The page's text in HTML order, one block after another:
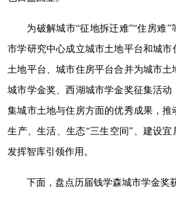
为破解城市“征地拆迁难”“住房难
市学研究中心成立城市土地平台和城市
土地平台、城市住房平台合并为城市
城市学金奖、西湖城市学金奖征集活
集城市土地与住房方面的优秀成果，
生产、生活、生态“三生空间”、建设
发挥智库引领作用。
下面，盘点历届钱学森城市学金奖